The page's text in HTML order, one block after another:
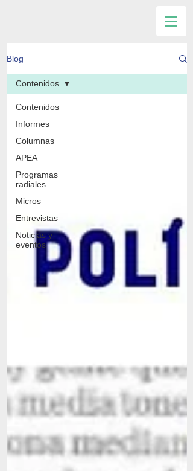
Blog
Contenidos
Informes
Columnas
APEA
Programas
radiales
Micros
Entrevistas
Noticias y
eventos
Contenidos